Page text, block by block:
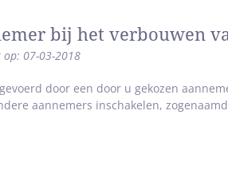
bij het verbouwen
07-03-2018
door een door u gekozen
aannemers inschakelen,